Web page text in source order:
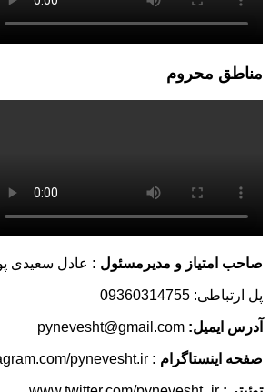
مناطق محروم
صاحب امتیاز و مدیرمسئول : عادل سعیدی
پل ارتباطی: 09360314755
آدرس ایمیل:
صفحه اینستاگرام :